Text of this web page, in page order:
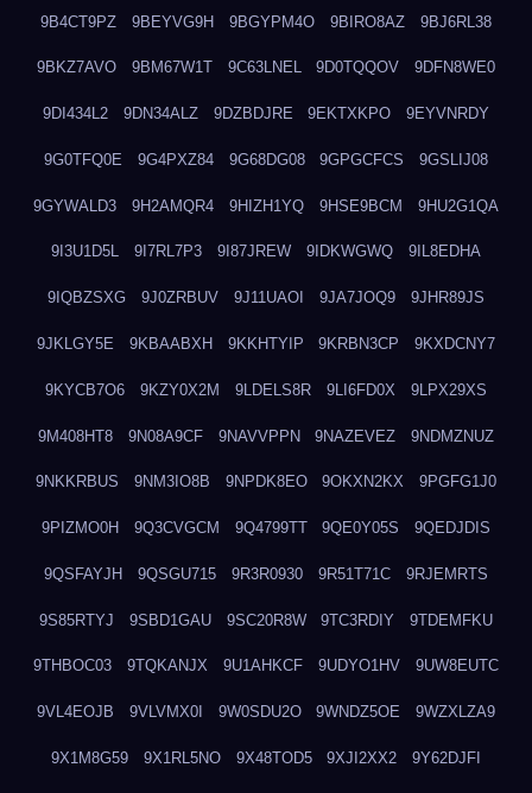
9B4CT9PZ 9BEYVG9H 9BGYPM4O 9BIRO8AZ 9BJ6RL38
9BKZ7AVO 9BM67W1T 9C63LNEL 9D0TQQOV 9DFN8WE0
9DI434L2 9DN34ALZ 9DZBDJRE 9EKTXKPO 9EYVNRDY
9G0TFQ0E 9G4PXZ84 9G68DG08 9GPGCFCS 9GSLIJ08
9GYWALD3 9H2AMQR4 9HIZH1YQ 9HSE9BCM 9HU2G1QA
9I3U1D5L 9I7RL7P3 9I87JREW 9IDKWGWQ 9IL8EDHA
9IQBZSXG 9J0ZRBUV 9J11UAOI 9JA7JOQ9 9JHR89JS
9JKLGY5E 9KBAABXH 9KKHTYIP 9KRBN3CP 9KXDCNY7
9KYCB7O6 9KZY0X2M 9LDELS8R 9LI6FD0X 9LPX29XS
9M408HT8 9N08A9CF 9NAVVPPN 9NAZEVEZ 9NDMZNUZ
9NKKRBUS 9NM3IO8B 9NPDK8EO 9OKXN2KX 9PGFG1J0
9PIZMO0H 9Q3CVGCM 9Q4799TT 9QE0Y05S 9QEDJDIS
9QSFAYJH 9QSGU715 9R3R0930 9R51T71C 9RJEMRTS
9S85RTYJ 9SBD1GAU 9SC20R8W 9TC3RDIY 9TDEMFKU
9THBOC03 9TQKANJX 9U1AHKCF 9UDYO1HV 9UW8EUTC
9VL4EOJB 9VLVMX0I 9W0SDU2O 9WNDZ5OE 9WZXLZA9
9X1M8G59 9X1RL5NO 9X48TOD5 9XJI2XX2 9Y62DJFI